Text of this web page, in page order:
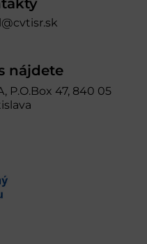
nájdete
P.O.Box 47, 840 05